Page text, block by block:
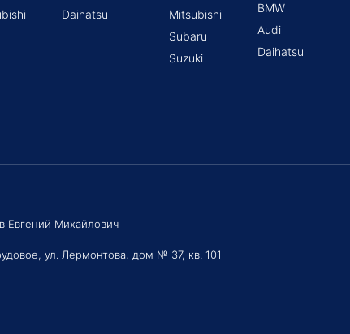
Daihatsu
Mitsubishi
Subaru
Suzuki
BMW
Audi
Daihatsu
Евгений Михайлович
ул. Лермонтова, дом № 37, кв. 101